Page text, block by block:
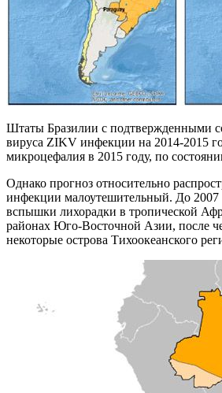
Штаты Бразилии с подтвержденными
вируса ZIKV инфекции на 2014-2015
микроцефалия в 2015 году, по
Однако прогноз относительно
инфекции малоутешительный. До 2007
вспышки лихорадки в тропической
районах Юго-Восточной Азии, после
некоторые острова Тихоокеанского